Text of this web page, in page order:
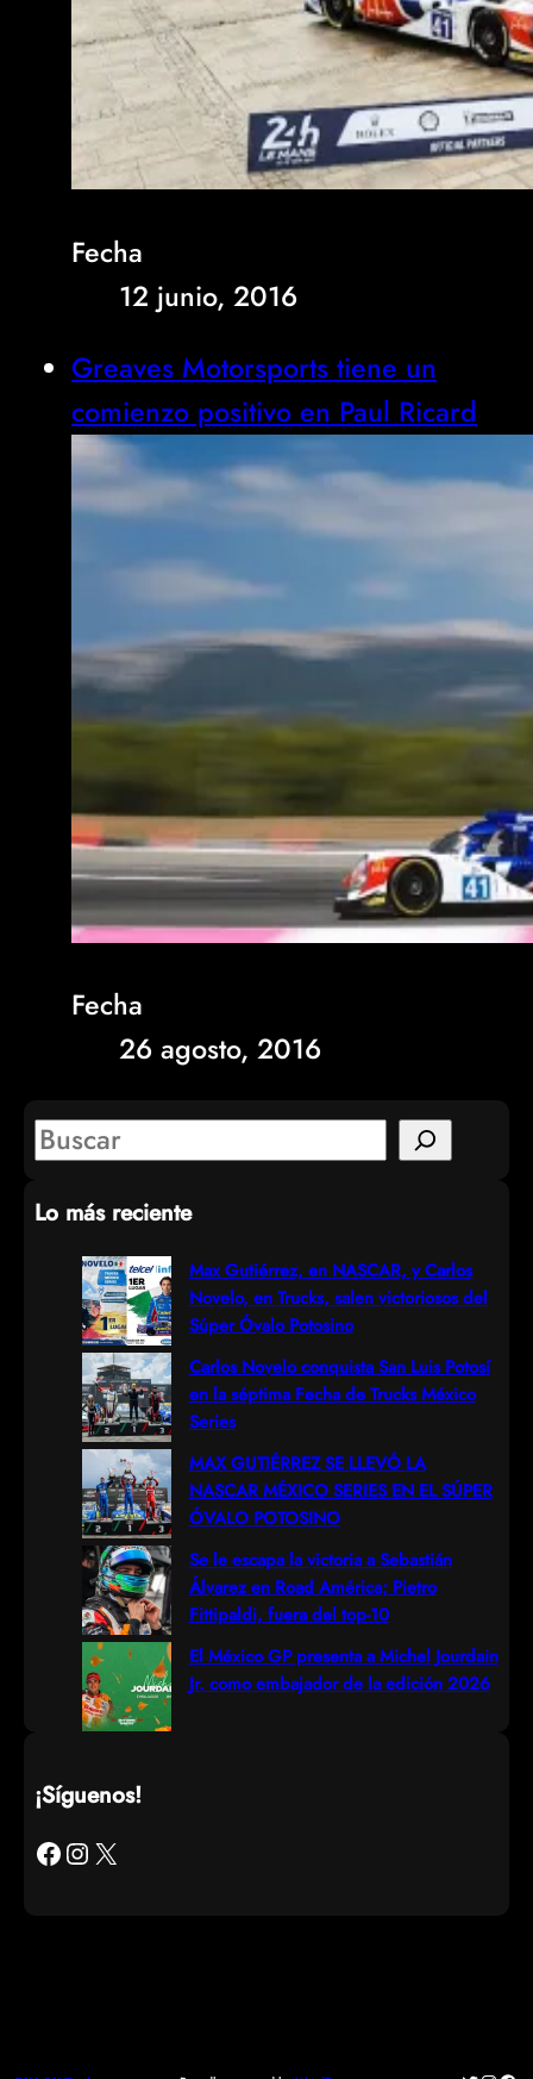
Fecha
12 junio, 2016
Greaves Motorsports tiene un
comienzo positivo en Paul Ricard
Fecha
26 agosto, 2016
S
a
Lo más reciente
Max Gutiérrez, en NASCAR, y Carlos
Novelo, en Trucks, salen victoriosos del
Súper Óvalo Potosino
Carlos Novelo conquista San Luis Potosí
en la séptima Fecha de Trucks México
Series
MAX GUTIÉRREZ SE LLEVÓ LA
NASCAR MÉXICO SERIES EN EL SÚPER
ÓVALO POTOSINO
Se le escapa la victoria a Sebastián
Álvarez en Road América; Pietro
Fittipaldi, fuera del top-10
El México GP presenta a Michel Jourdain
Jr. como embajador de la edición 2026
¡Síguenos!
Facebook Instagram X